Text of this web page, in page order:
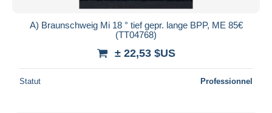
A) Braunschweig Mi 18 ° tief gepr. lange BPP, ME 85€
(TT04768)
± 22,53 $US
Statut Professionnel